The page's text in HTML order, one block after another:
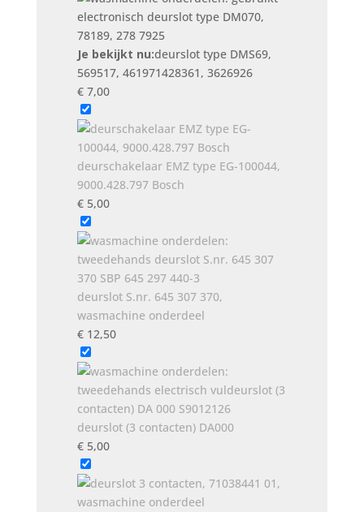
aantal
Je bekijkt nu:deurslot type DMS69,
569517, 461971428361, 3626926
€7,00
deurschakelaar EMZ type EG-100044,
9000.428.797 Bosch
€5,00
deurslot S.nr. 645 307 370,
wasmachine onderdeel
€12,50
deurslot (3 contacten) DA000
€5,00